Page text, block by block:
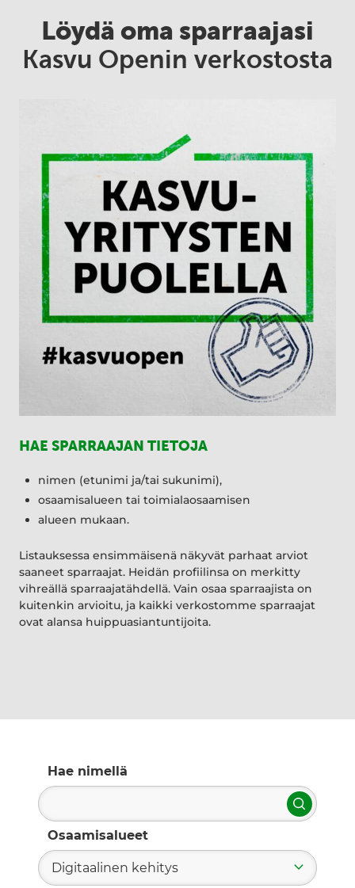
Löydä oma sparraajasi
Kasvu Openin verkostosta
HAE SPARRAAJAN TIETOJA
nimen (etunimi ja/tai sukunimi),
osaamisalueen tai toimialaosaamisen
alueen mukaan.
Listauksessa ensimmäisenä näkyvät parhaat arviot
saaneet sparraajat. Heidän profiilinsa on merkitty
vihreällä sparraajatähdellä. Vain osaa sparraajista on
kuitenkin arvioitu, ja kaikki verkostomme sparraajat
ovat alansa huippuasiantuntijoita.
Hae nimellä
Hae
Osaamisalueet
Digitaalinen kehitys